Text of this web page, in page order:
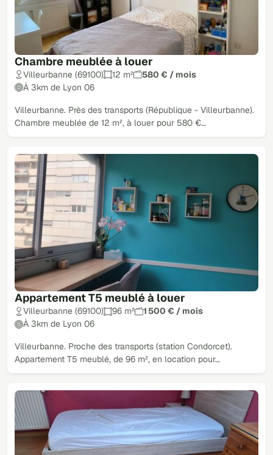
Chambre meublée à louer
Villeurbanne (69100) 12 m²
580 € / mois
À 3km de Lyon 06
Villeurbanne. Près des transports (République - Villeurbanne).
Chambre meublée de 12 m², à louer pour 580 €…
Appartement T5 meublé à louer
Villeurbanne (69100) 96 m²
1 500 € / mois
À 3km de Lyon 06
Villeurbanne. Proche des transports (station Condorcet).
Appartement T5 meublé, de 96 m², en location pour…